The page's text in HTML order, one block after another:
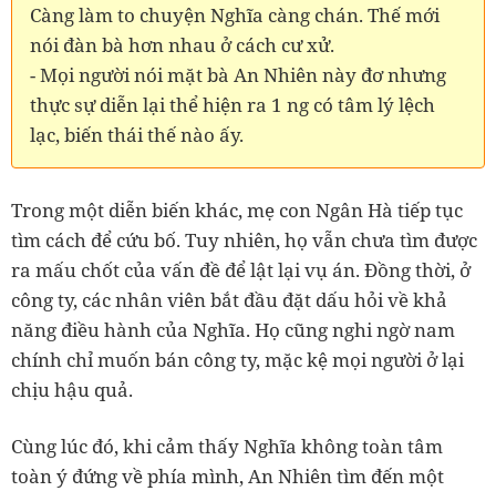
Càng làm to chuyện Nghĩa càng chán. Thế mới
nói đàn bà hơn nhau ở cách cư xử.
- Mọi người nói mặt bà An Nhiên này đơ nhưng
thực sự diễn lại thể hiện ra 1 ng có tâm lý lệch
lạc, biến thái thế nào ấy.
Trong một diễn biến khác, mẹ con Ngân Hà tiếp tục
tìm cách để cứu bố. Tuy nhiên, họ vẫn chưa tìm được
ra mấu chốt của vấn đề để lật lại vụ án. Đồng thời, ở
công ty, các nhân viên bắt đầu đặt dấu hỏi về khả
năng điều hành của Nghĩa. Họ cũng nghi ngờ nam
chính chỉ muốn bán công ty, mặc kệ mọi người ở lại
chịu hậu quả.
Cùng lúc đó, khi cảm thấy Nghĩa không toàn tâm
toàn ý đứng về phía mình, An Nhiên tìm đến một